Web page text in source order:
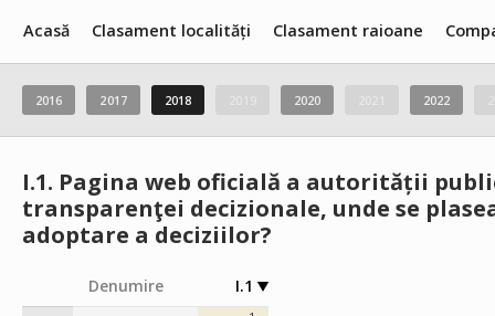
Acasă Clasament localități Clasament raioane
2016 2017 2018 2020 2022
I.1. Pagina web oficială a autorității
transparenţei decizionale, unde se
adoptare a deciziilor?
Denumire I.1